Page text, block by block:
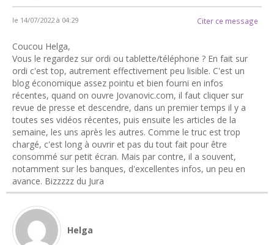
le 14/07/2022 à 04:29 Citer ce message
Coucou Helga,
Vous le regardez sur ordi ou tablette/téléphone ? En fait sur
ordi c'est top, autrement effectivement peu lisible. C'est un
blog économique assez pointu et bien fourni en infos
récentes, quand on ouvre Jovanovic.com, il faut cliquer sur
revue de presse et descendre, dans un premier temps il y a
toutes ses vidéos récentes, puis ensuite les articles de la
semaine, les uns après les autres. Comme le truc est trop
chargé, c'est long à ouvrir et pas du tout fait pour être
consommé sur petit écran. Mais par contre, il a souvent,
notamment sur les banques, d'excellentes infos, un peu en
avance. Bizzzzz du Jura
Helga